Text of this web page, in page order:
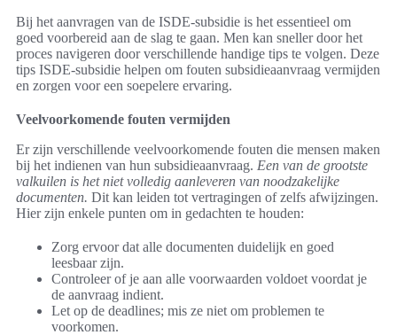
Bij het aanvragen van de ISDE-subsidie is het essentieel om
goed voorbereid aan de slag te gaan. Men kan sneller door het
proces navigeren door verschillende handige tips te volgen. Deze
tips ISDE-subsidie helpen om fouten subsidieaanvraag vermijden
en zorgen voor een soepelere ervaring.
Veelvoorkomende fouten vermijden
Er zijn verschillende veelvoorkomende fouten die mensen maken
bij het indienen van hun subsidieaanvraag. Een van de grootste
valkuilen is het niet volledig aanleveren van noodzakelijke
documenten. Dit kan leiden tot vertragingen of zelfs afwijzingen.
Hier zijn enkele punten om in gedachten te houden:
Zorg ervoor dat alle documenten duidelijk en goed
leesbaar zijn.
Controleer of je aan alle voorwaarden voldoet voordat je
de aanvraag indient.
Let op de deadlines; mis ze niet om problemen te
voorkomen.